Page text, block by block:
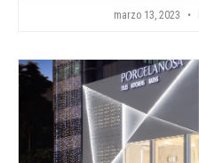
marzo 13, 2023